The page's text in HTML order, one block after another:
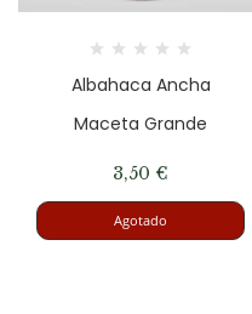
Albahaca Ancha
Maceta Grande
3,50 €
Agotado